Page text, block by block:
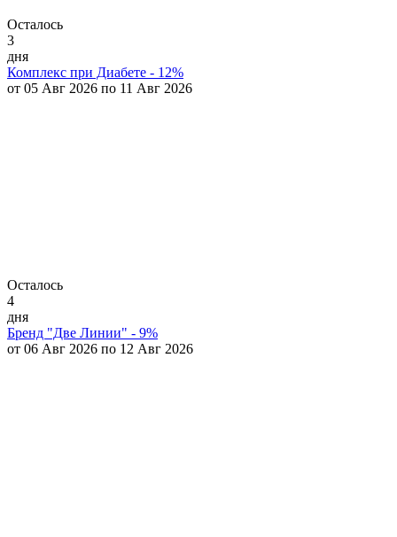
Осталось
3
дня
Комплекс при Диабете - 12%
от 05 Авг 2026 по 11 Авг 2026
Осталось
4
дня
Бренд "Две Линии" - 9%
от 06 Авг 2026 по 12 Авг 2026